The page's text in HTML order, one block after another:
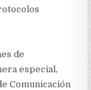
de
especial,
Comunicación